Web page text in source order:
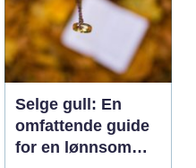
Selge gull: En
omfattende guide
for en lønnsom